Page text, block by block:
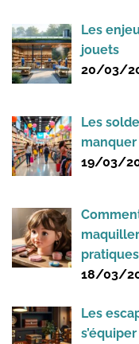
Les
jouets
20/03/
Les
manquer
19/03/
pratiques
18/03/
Les
s’équiper